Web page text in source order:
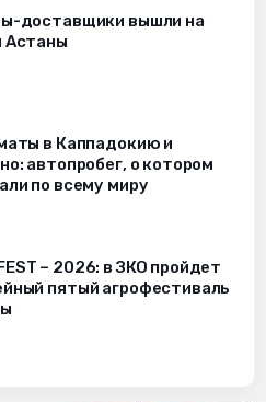
доставщики вышли на
Астаны
в Каппадокию и
автопробег, о котором
по всему миру
– 2026: в ЗКО пройдет
пятый агрофестиваль